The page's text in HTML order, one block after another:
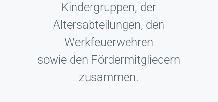
Kindergruppen, der
Altersabteilungen, den
Werkfeuerwehren
sowie den Fördermitgliedern
zusammen.